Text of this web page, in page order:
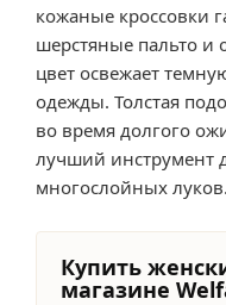
кожаные кроссовки
шерстяные пальто
цвет освежает
одежды. Толстая
во время долгого
лучший инструмент
многослойных луков.
Купить
магазине